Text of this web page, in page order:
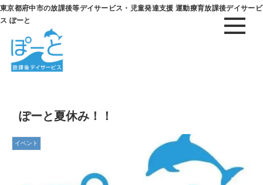
東京都府中市の放課後等デイサービス・児童発達支援 運動療育放課後デイサービ
ス ぽーと
ぽーと夏休み！！
イベント